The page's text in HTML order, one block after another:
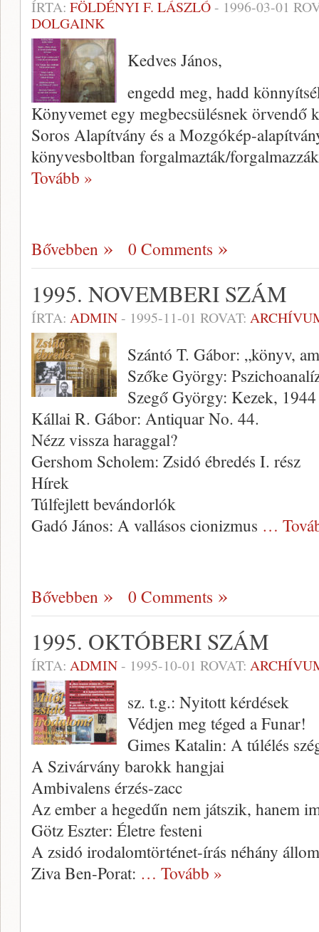
ÍRTA: FÖLDÉNYI F. LÁSZLÓ- 1996-03-01
DOLGAINK
Kedves János,
engedd meg, hadd
Könyvemet egy megbecsülésnek örvendő
Soros Alapít­vány és a Mozgókép-
könyvesboltban forgalmazták/
Tovább »
Bővebben 0 Comments
1995. NOVEMBERI SZÁM
ÍRTA: ADMIN- 1995-11-01 ROVAT:
Szántó T. Gábor: „könyv,
Szőke György:
Szegő György: Kezek, 1944
Kállai R. Gábor: Antiquar No. 44.
Nézz vissza haraggal?
Gershom Scholem: Zsidó ébredés I. rész
Hírek
Túlfejlett bevándorlók
Gadó János: A vallásos cionizmus …
Bővebben 0 Comments
1995. OKTÓBERI SZÁM
ÍRTA: ADMIN- 1995-10-01 ROVAT:
sz. t.g.: Nyitott kérdések
Védjen meg téged a Funar!
Gimes Katalin: A túlélés
A Szivárvány barokk hangjai
Ambivalens érzés-zacc
Az ember a hegedűn nem játszik, hanem
Götz Eszter: Életre festeni
A zsidó irodalomtörténet-írás néhány
Ziva Ben-Porat: … Tovább »